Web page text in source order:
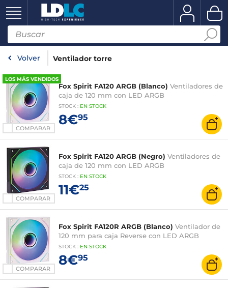
Volver Ventilador torre
LOS MÁS VENDIDOS
COMPARAR
Fox Spirit FA120 ARGB (Blanco) Ventiladores de
caja de 120 mm con LED ARGB
STOCK : EN STOCK
8€95
COMPARAR
Fox Spirit FA120 ARGB (Negro) Ventiladores de
caja de 120 mm con LED ARGB
STOCK : EN STOCK
11€25
COMPARAR
Fox Spirit FA120R ARGB (Blanco) Ventilador de
120 mm para caja Reverse con LED ARGB
STOCK : EN STOCK
8€95